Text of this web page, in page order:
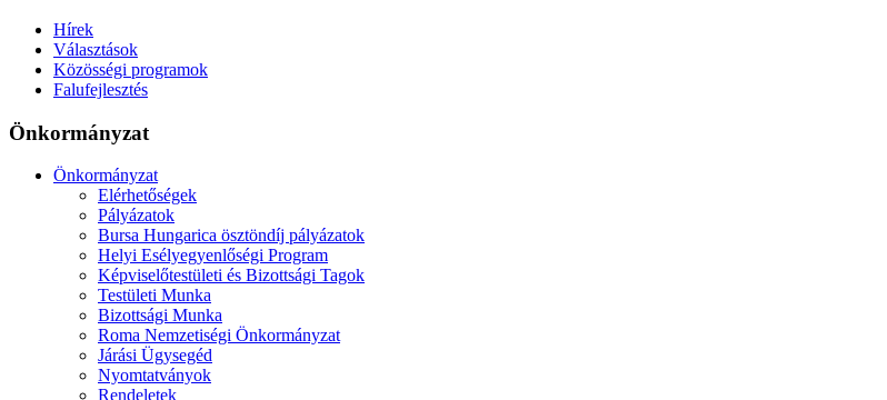
Hírek
Választások
Közösségi programok
Falufejlesztés
Önkormányzat
Önkormányzat
Elérhetőségek
Pályázatok
Bursa Hungarica ösztöndíj pályázatok
Helyi Esélyegyenlőségi Program
Képviselőtestületi és Bizottsági Tagok
Testületi Munka
Bizottsági Munka
Roma Nemzetiségi Önkormányzat
Járási Ügysegéd
Nyomtatványok
Rendeletek